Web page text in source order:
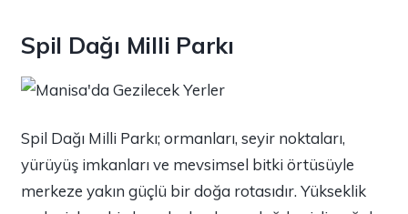
Spil Dağı Milli Parkı
Spil Dağı Milli Parkı; ormanları, seyir noktaları,
yürüyüş imkanları ve mevsimsel bitki örtüsüyle
merkeze yakın güçlü bir doğa rotasıdır. Yükseklik